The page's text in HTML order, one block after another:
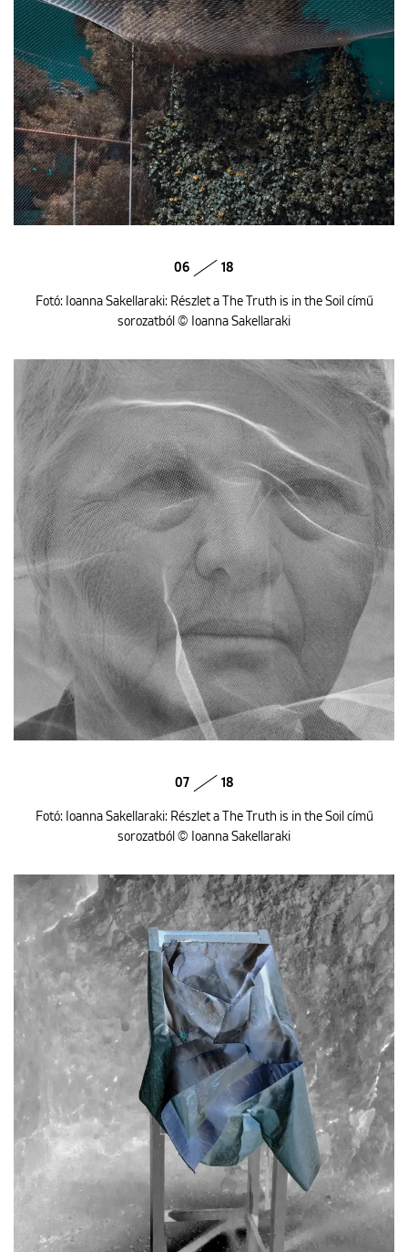
06 18
Fotó: Ioanna Sakellaraki: Részlet a The Truth is in the Soil című
sorozatból © Ioanna Sakellaraki
07 18
Fotó: Ioanna Sakellaraki: Részlet a The Truth is in the Soil című
sorozatból © Ioanna Sakellaraki